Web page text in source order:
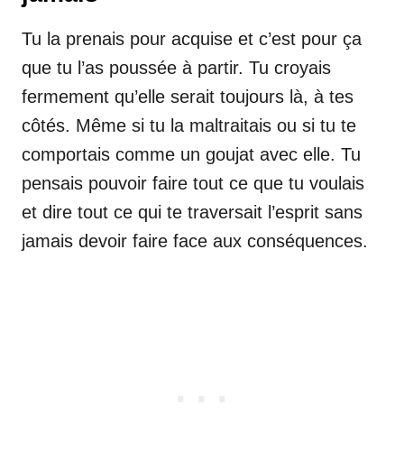
Tu la prenais pour acquise et c’est pour ça
que tu l’as poussée à partir. Tu croyais
fermement qu’elle serait toujours là, à tes
côtés. Même si tu la maltraitais ou si tu te
comportais comme un goujat avec elle. Tu
pensais pouvoir faire tout ce que tu voulais
et dire tout ce qui te traversait l’esprit sans
jamais devoir faire face aux conséquences.